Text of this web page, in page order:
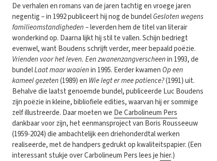
De verhalen en romans van de jaren tachtig en vroege jaren
negentig – in 1992 publiceert hij nog de bundelGesloten wegens
familieomstandigheden– leverden hem de titel van literair
wonderkind op. Daarna lijkt hij stil te vallen. Schijn bedriegt
evenwel, want Boudens schrijft verder, meer bepaald poëzie.
Vrienden voor het leven. Een zwanenzangverscheenin 1993, de
bundelLaat maar waaienin 1995. Eerder kwamen Op een
kameel gezeten(1989) en Wie legt er mee patience?(1991) uit.
Behalve die laatst genoemde bundel, publiceerde Luc Boudens
zijn poëzie in kleine, bibliofiele edities, waarvan hij er sommige
zelf illustreerde. Daar moeten we De Carbolineum Pers
dankbaar voor zijn, het eenmansproject van Boris Rousseeuw
(1959-2024) die ambachtelijk een driehonderdtal werken
realiseerde, met de handpers gedrukt op kwaliteitspapier. (Een
interessant stukje over Carbolineum Pers lees jehier.)